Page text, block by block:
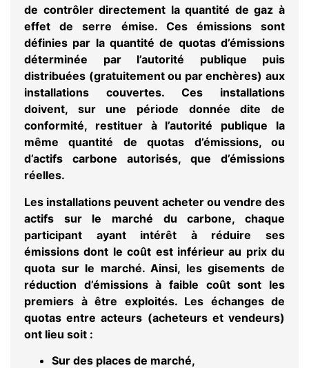
de contrôler directement la quantité degaz à
effet de serre émise. Ces émissions sont
définies par la quantité de quotas d’émissions
déterminée par l’autorité publique puis
distribuées (gratuitement ou par enchères) aux
installations couvertes. Ces installations
doivent, sur une période donnée dite de
conformité, restituer à l’autorité publique la
même quantité de quotas d’émissions, ou
d’actifs carbone autorisés, que d’émissions
réelles.
Les installations peuvent acheter ou vendre des
actifs sur le marché du carbone, chaque
participant ayant intérêt à réduire ses
émissions dont le coût est inférieur au prix du
quota sur le marché. Ainsi, les gisements de
réduction d’émissionsà faible coût sont les
premiers à être exploités. Les échanges de
quotas entre acteurs (acheteurs et vendeurs)
ont lieu soit :
Sur des places de marché,